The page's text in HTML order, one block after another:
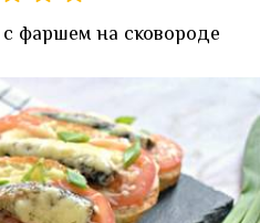
фаршем на сковороде